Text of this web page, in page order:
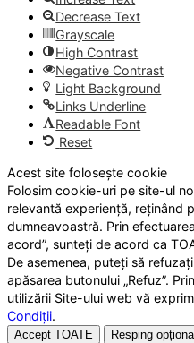
Decrease Text
Grayscale
High Contrast
Negative Contrast
Light Background
Links Underline
Readable Font
Reset
Acest site folosește cookie
Folosim cookie-uri pe site-ul
relevantă experiență, reținând
dumneavoastră. Prin
acord”, sunteți de acord ca
De asemenea, puteți să
apăsarea butonului „Refuz”.
utilizării Site-ului web vă
Condiții.
Accept TOATE Resping